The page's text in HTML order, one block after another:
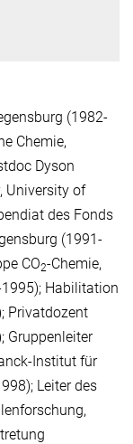
(1982-
Chemie,
Dyson
University of
des Fonds
(1991-
CO2-Chemie,
Habilitation
Privatdozent
Gruppenleiter
Institut für
Leiter des